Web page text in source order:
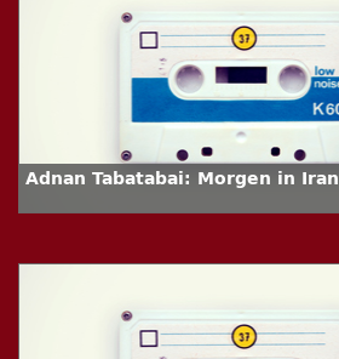
Adnan Tabatabai: Morgen in Iran